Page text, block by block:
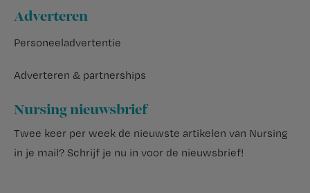
Adverteren
Personeeladvertentie
Adverteren & partnerships
Nursing nieuwsbrief
Twee keer per week de nieuwste artikelen van Nursing
in je mail? Schrijf je nu in voor de nieuwsbrief!